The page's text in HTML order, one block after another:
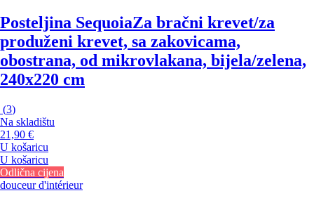
Posteljina SequoiaZa bračni krevet/za
produženi krevet, sa zakovicama,
obostrana, od mikrovlakana, bijela/zelena,
240x220 cm
(3)
Na skladištu
21,90 €
U košaricu
U košaricu
Odlična cijena
douceur d'intérieur